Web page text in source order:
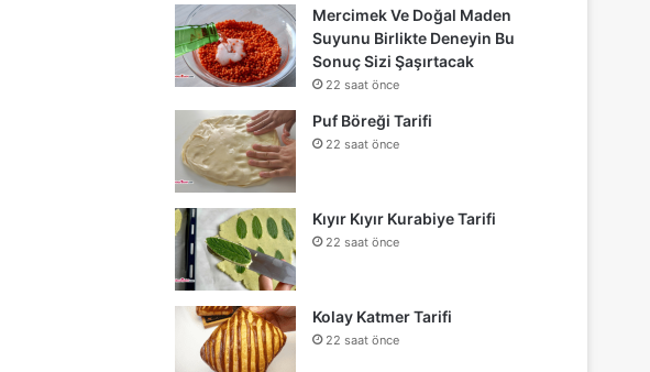
Mercimek Ve Doğal Maden
Suyunu Birlikte Deneyin Bu
Sonuç Sizi Şaşırtacak
22 saat önce
Puf Böreği Tarifi
22 saat önce
Kıyır Kıyır Kurabiye Tarifi
22 saat önce
Kolay Katmer Tarifi
22 saat önce